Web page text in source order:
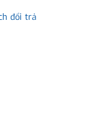
đổi trả